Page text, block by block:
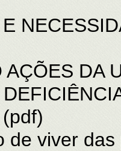
DA
(pdf)
de viver